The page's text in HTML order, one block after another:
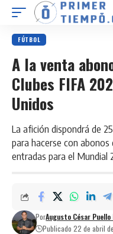
FÚTBOL
A la venta
Clubes FIFA
Unidos
La afición dispondrá de
para hacerse con
entradas para el Mundial
PorAugusto César
Publicado 22 de abril